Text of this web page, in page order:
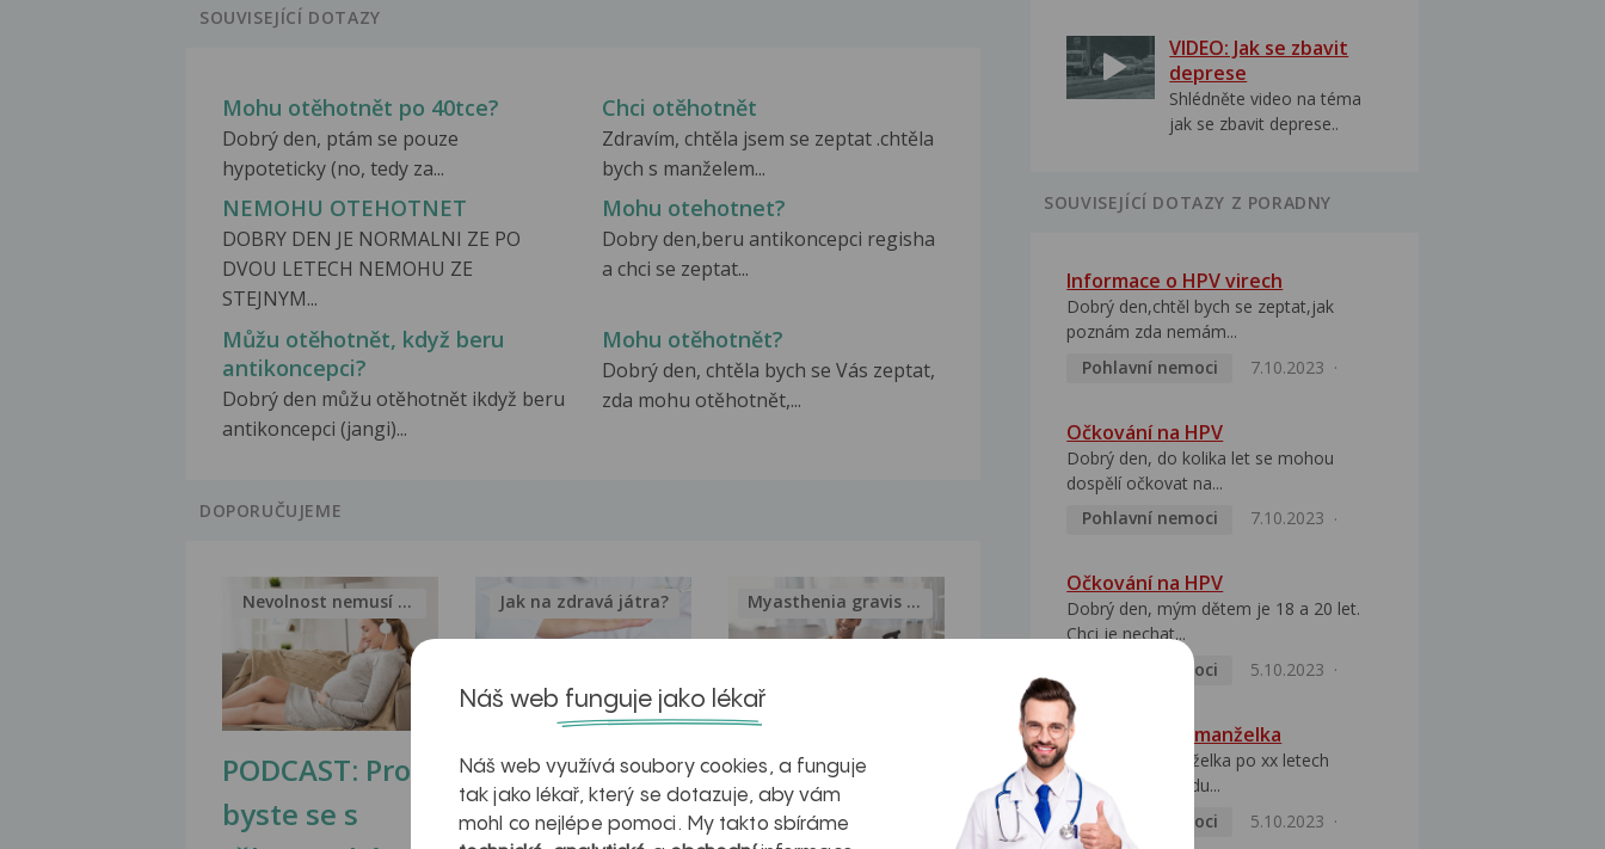
SOUVISEJÍCÍ DOTAZY
Mohu otěhotnět po 40tce?
Dobrý den, ptám se pouze
hypoteticky (no, tedy za...
Chci otěhotnět
Zdravím, chtěla jsem se zeptat .chtěla
bych s manželem...
NEMOHU OTEHOTNET
DOBRY DEN JE NORMALNI ZE PO
DVOU LETECH NEMOHU ZE
STEJNYM...
Mohu otehotnet?
Dobry den,beru antikoncepci regisha
a chci se zeptat...
Můžu otěhotnět, když beru
antikoncepci?
Dobrý den můžu otěhotnět ikdyž beru
antikoncepci (jangi)...
Mohu otěhotnět?
Dobrý den, chtěla bych se Vás zeptat,
zda mohu otěhotnět,...
DOPORUČUJEME
PODCAST: Proč
byste se s
Nevolnost nemusí být nutnou...
Ztukovatění
jater v datech a
Jak na zdravá játra?
Inovativní
léčba
Myasthenia gravis – vše, co...
VIDEO: Jak se zbavit
deprese
Shlédněte video na téma
jak se zbavit deprese..
SOUVISEJÍCÍ DOTAZY Z PORADNY
Informace o HPV virech
Dobrý den,chtěl bych se zeptat,jak
poznám zda nemám...
Pohlavní nemoci
7.10.2023
Očkování na HPV
Dobrý den, do kolika let se mohou
dospělí očkovat na...
Pohlavní nemoci
7.10.2023
Očkování na HPV
Dobrý den, mým dětem je 18 a 20 let.
Chci je nechat...
Pohlavní nemoci
5.10.2023
HPV pozitivní manželka
Dobrý den, manželka po xx letech
přivezla z Východu...
Pohlavní nemoci
5.10.2023
Náš web funguje jako lékař
Náš web využívá soubory cookies, a funguje
tak jako lékař, který se dotazuje, aby vám
mohl co nejlépe pomoci. My takto sbíráme